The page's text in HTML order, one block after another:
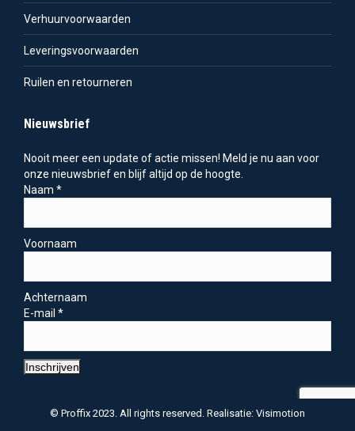
Verhuurvoorwaarden
Leveringsvoorwaarden
Ruilen en retourneren
Nieuwsbrief
Nooit meer een update of actie missen! Meld je nu aan voor
onze nieuwsbrief en blijf altijd op de hoogte.
Naam *
Voornaam
Achternaam
E-mail *
Inschrijven
© Proffix 2023. All rights reserved. Realisatie: Visimotion